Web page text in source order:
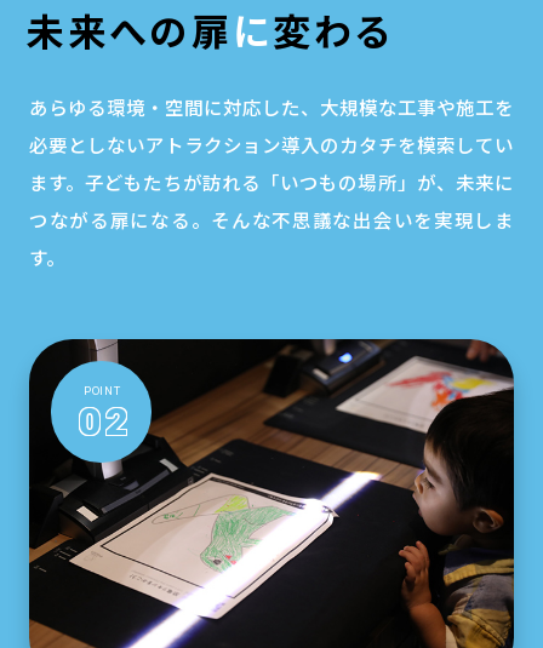
未来への扉に変わる
あらゆる環境・空間に対応した、大規模な工事や施工を
必要としないアトラクション導入のカタチを模索してい
ます。子どもたちが訪れる「いつもの場所」が、未来に
つながる扉になる。そんな不思議な出会いを実現しま
す。
POINT
02